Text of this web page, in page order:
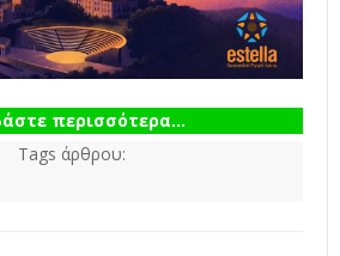
περισσότερα...
Tags άρθρου: